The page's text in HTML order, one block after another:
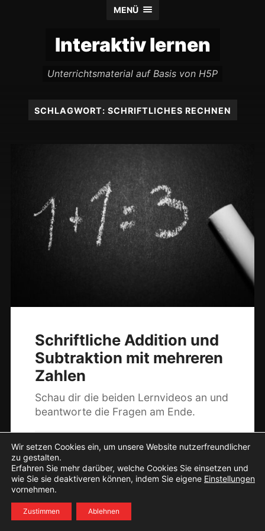
MENÜ
Interaktiv lernen
Unterrichtsmaterial auf Basis von H5P
SCHLAGWORT: SCHRIFTLICHES RECHNEN
Schriftliche Addition und
Subtraktion mit mehreren
Zahlen
Schau dir die beiden Lernvideos an und
beantworte die Fragen am Ende.
18. Februar 2021 0
Wir setzen Cookies ein, um unsere Website nutzerfreundlicher
zu gestalten.
Erfahren Sie mehr darüber, welche Cookies Sie einsetzen und
wie Sie sie deaktiveren können, indem Sie eigene Einstellungen
vornehmen.
Zustimmen Ablehnen